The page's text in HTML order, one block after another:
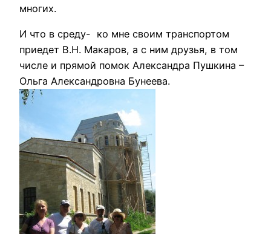
многих.
И что в среду- ко мне своим транспортом
приедет В.Н. Макаров, а с ним друзья, в том
числе и прямой помок Александра Пушкина –
Ольга Александровна Бунеева.